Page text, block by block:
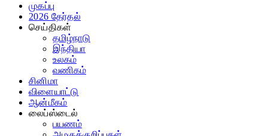
முகப்பு
2026 தேர்தல்
செய்திகள்
தமிழ்நாடு
இந்தியா
உலகம்
வணிகம்
சினிமா
விளையாட்டு
ஆன்மீகம்
லைப்ஸ்டைல்
பயணம்